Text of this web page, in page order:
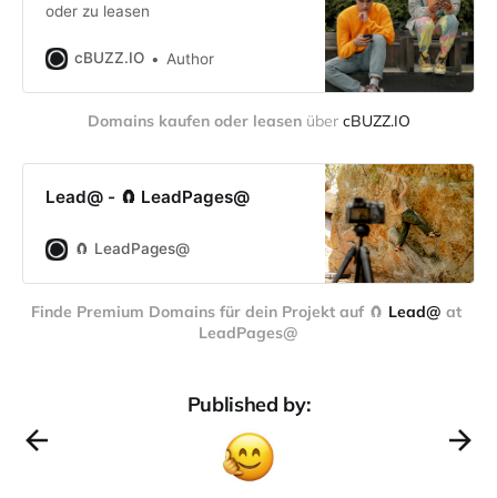
oder zu leasen
cBUZZ.IO Author
Domains kaufen oder leasen über cBUZZ.IO
Lead@ - 🧲 LeadPages@
🧲 LeadPages@
Finde Premium Domains für dein Projekt auf 🧲 Lead@ at
LeadPages@
Published by: